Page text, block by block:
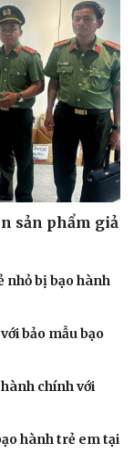
sản phẩm giả
nhỏ bị bạo hành
bảo mẫu bạo
chính với
hành trẻ em tại